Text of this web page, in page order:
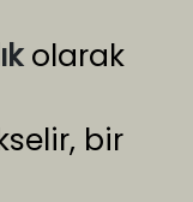
olarak
bir